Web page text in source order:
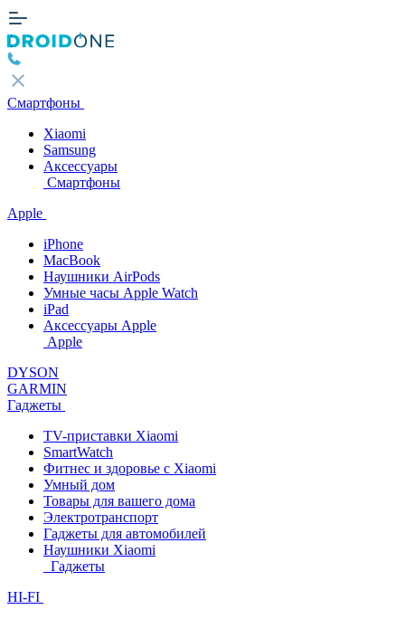
Смартфоны
Xiaomi
Samsung
Аксессуары
Смартфоны
Apple
iPhone
MacBook
Наушники AirPods
Умные часы Apple Watch
iPad
Аксессуары Apple
Apple
DYSON
GARMIN
Гаджеты
TV-приставки Xiaomi
SmartWatch
Фитнес и здоровье с Xiaomi
Умный дом
Товары для вашего дома
Электротранспорт
Гаджеты для автомобилей
Наушники Xiaomi
Гаджеты
HI-FI